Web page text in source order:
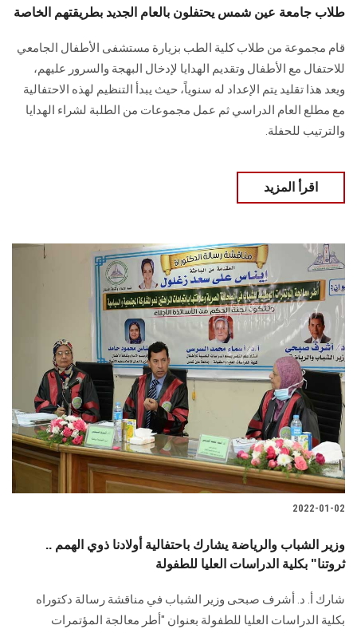
طلاب جامعة عين شمس يحتفلون بالعام الجديد بطريقتهم الخاصة
قام مجموعة من طلاب كلية الطب بزيارة مستشفى الأطفال الجامعي
للاحتفال مع الأطفال وتقديم الهدايا لإدخال البهجة والسرور عليهم،
ويعد هذا تقليد يتم الإعداد له سنوياً، حيث يبدأ التنظيم لهذه الاحتفالية
مع مطلع العام الدراسي ثم عمل مجموعات من الطلبة لشراء الهدايا
والترتيب للحفلة.
اقرأ المزيد
2022-01-02
وزير الشباب والرياضة يشارك باحتفالية أولادنا ذوي الهمم ..
ثروتنا" بكلية الدراسات العليا للطفولة
شارك أ. د. أشرف صبحى وزير الشباب في مناقشة رسالة دكتوراه
بكلية الدراسات العليا للطفولة بعنوان "أطر معالجة المؤتمرات